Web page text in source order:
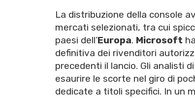
La distribuzione della console
mercati selezionati, tra cui
paesi dell’Europa. Microsoft
definitiva dei rivenditori
precedenti il lancio. Gli analisti
esaurire le scorte nel giro di
dedicate a titoli specifici. In un